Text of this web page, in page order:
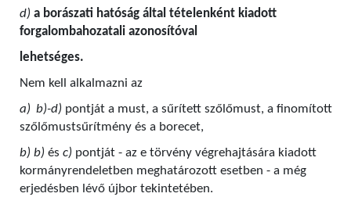
d) a borászati hatóság által tételenként kiadott
forgalombahozatali azonosítóval
lehetséges.
Nem kell alkalmazni az
a) b)-d) pontját a must, a sűrített szőlőmust, a finomított
szőlőmustsűrítmény és a borecet,
b) b) és c) pontját - az e törvény végrehajtására kiadott
kormányrendeletben meghatározott esetben - a még
erjedésben lévő újbor tekintetében.